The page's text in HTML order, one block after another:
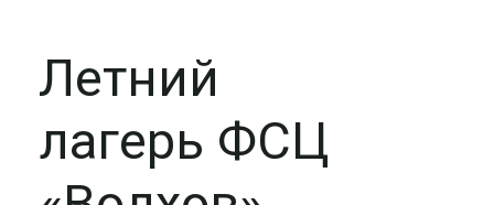
Летний
лагерь ФСЦ